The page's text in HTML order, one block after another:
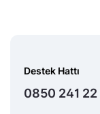
Destek Hattı
0850 241 22